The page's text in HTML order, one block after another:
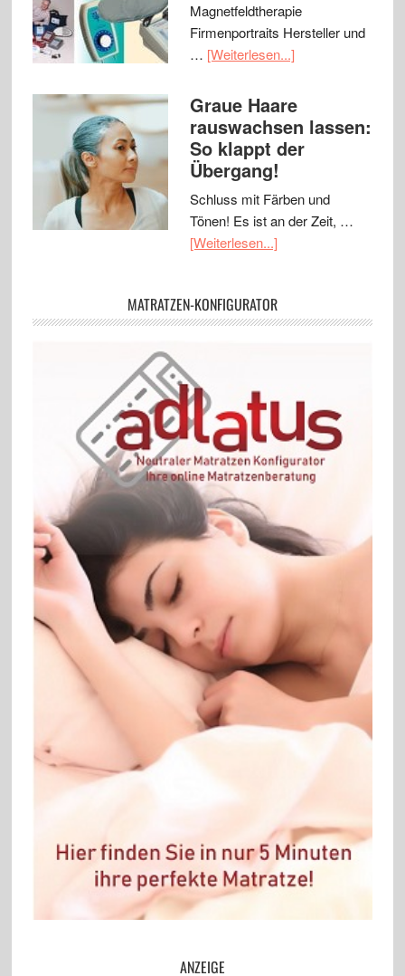
Magnetfeldtherapie
Firmenportraits Hersteller und
… [Weiterlesen...]
Graue Haare
rauswachsen lassen:
So klappt der
Übergang!
Schluss mit Färben und
Tönen! Es ist an der Zeit, …
[Weiterlesen...]
MATRATZEN-KONFIGURATOR
ANZEIGE